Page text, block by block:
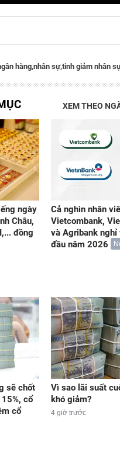
hàng,nhân sự,tinh giảm nhân
XEM THEO
ngày
Châu,
đồng
Cả nghìn nhân
Vietcombank,
và Agribank
đầu năm 2026
sẽ chốt
cổ
cổ
Vì sao lãi suất
khó giảm?
4 giờ trước